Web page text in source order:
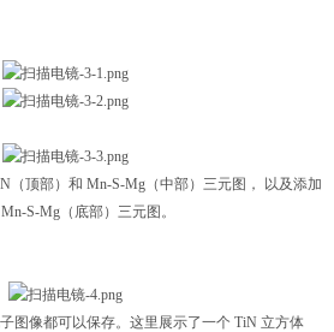
（顶部）和 Mn-S-Mg（中部）三元图， 以及添加
S-Mg（底部）三元图。
图像都可以保存。这里展示了一个 TiN 立方体